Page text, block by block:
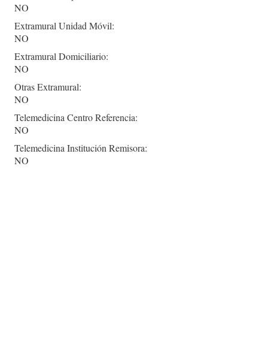
NO
Extramural Unidad Móvil:
NO
Extramural Domiciliario:
NO
Otras Extramural:
NO
Telemedicina Centro Referencia:
NO
Telemedicina Institución Remisora:
NO